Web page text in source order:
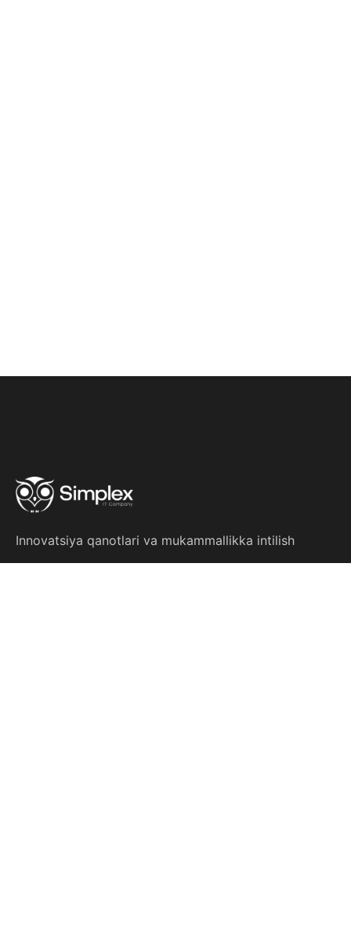
Innovatsiya qanotlari va mukammallikka intilish